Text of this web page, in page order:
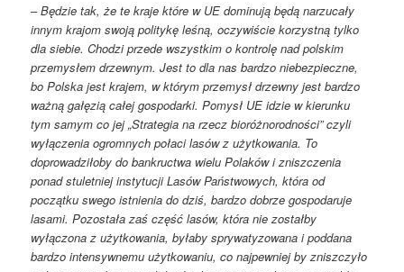
–Będzie tak, że te kraje które w UE dominują będą narzucały
innym krajom swoją politykę leśną, oczywiście korzystną tylko
dla siebie. Chodzi przede wszystkim o kontrolę nad polskim
przemysłem drzewnym. Jest to dla nas bardzo niebezpieczne,
bo Polska jest krajem, w którym przemysł drzewny jest bardzo
ważną gałęzią całej gospodarki. Pomysł UE idzie w kierunku
tym samym co jej „Strategia na rzecz bioróżnorodności” czyli
wyłączenia ogromnych połaci lasów z użytkowania. To
doprowadziłoby do bankructwa wielu Polaków i zniszczenia
ponad stuletniej instytucji Lasów Państwowych, która od
początku swego istnienia do dziś, bardzo dobrze gospodaruje
lasami. Pozostała zaś część lasów, która nie zostałby
wyłączona z użytkowania, byłaby sprywatyzowana i poddana
bardzo intensywnemu użytkowaniu, co najpewniej by zniszczyło